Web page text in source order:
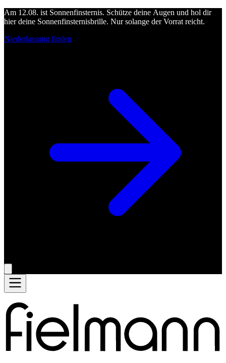
Am 12.08. ist Sonnenfinsternis. Schütze deine Augen und hol dir
hier deine Sonnenfinsternisbrille. Nur solange der Vorrat reicht.
Niederlassung finden